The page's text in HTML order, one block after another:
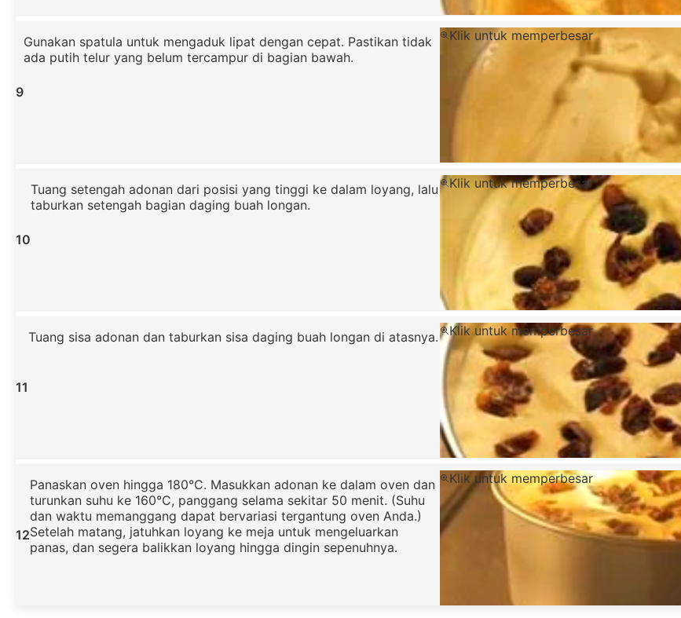
9
Gunakan spatula untuk mengaduk lipat dengan cepat. Pastikan tidak
ada putih telur yang belum tercampur di bagian bawah.
Klik untuk memperbesar
10
Tuang setengah adonan dari posisi yang tinggi ke dalam loyang, lalu
taburkan setengah bagian daging buah longan.
Klik untuk memperbesar
11
Tuang sisa adonan dan taburkan sisa daging buah longan di atasnya. Klik untuk memperbesar
12
Panaskan oven hingga 180°C. Masukkan adonan ke dalam oven dan
turunkan suhu ke 160°C, panggang selama sekitar 50 menit. (Suhu
dan waktu memanggang dapat bervariasi tergantung oven Anda.)
Setelah matang, jatuhkan loyang ke meja untuk mengeluarkan
panas, dan segera balikkan loyang hingga dingin sepenuhnya.
Klik untuk memperbesar